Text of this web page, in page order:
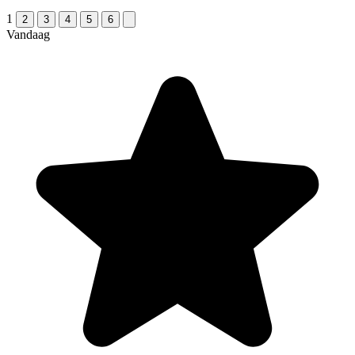
1 2 3 4 5 6
Vandaag